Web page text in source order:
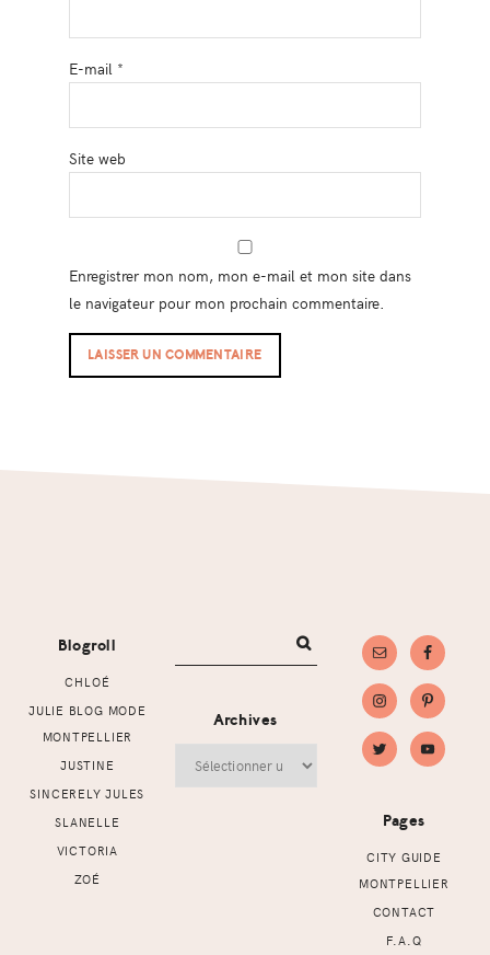
E-mail *
Site web
Enregistrer mon nom, mon e-mail et mon site dans
le navigateur pour mon prochain commentaire.
Blogroll
CHLOÉ
JULIE BLOG MODE
MONTPELLIER
JUSTINE
SINCERELY JULES
SLANELLE
VICTORIA
ZOÉ
Archives
Pages
CITY GUIDE
MONTPELLIER
CONTACT
F.A.Q